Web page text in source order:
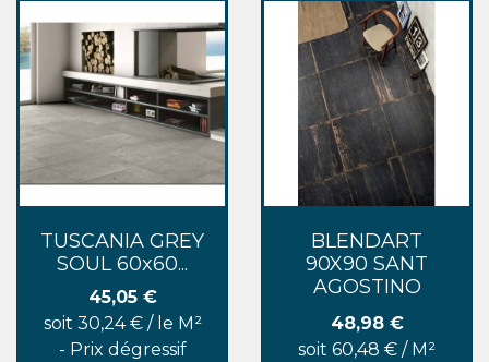
TUSCANIA GREY
SOUL 60x60...
Prix
45,05 €
soit 30,24 € / le M²
- Prix dégressif
BLENDART
90X90 SANT
AGOSTINO
Prix
48,98 €
soit 60,48 € / M²